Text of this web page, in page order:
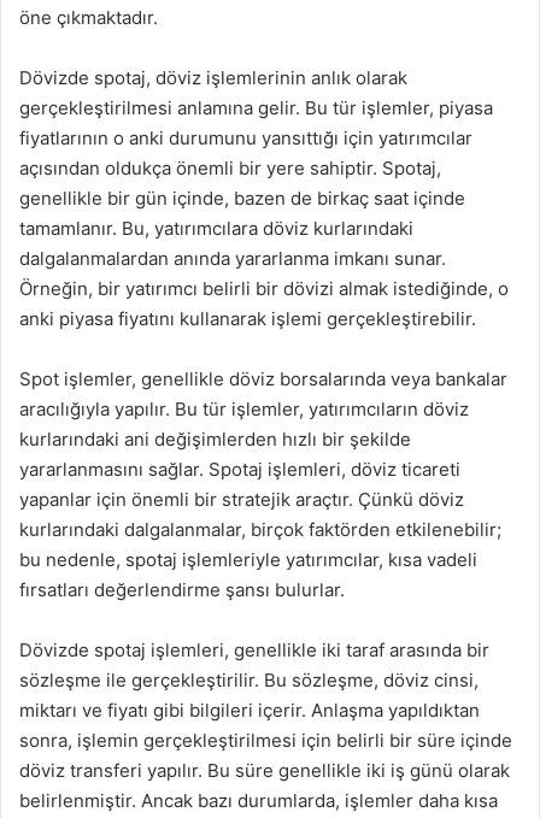
öne çıkmaktadır.
Dövizde spotaj, döviz işlemlerinin anlık olarak
gerçekleştirilmesi anlamına gelir. Bu tür işlemler, piyasa
fiyatlarının o anki durumunu yansıttığı için yatırımcılar
açısından oldukça önemli bir yere sahiptir. Spotaj,
genellikle bir gün içinde, bazen de birkaç saat içinde
tamamlanır. Bu, yatırımcılara döviz kurlarındaki
dalgalanmalardan anında yararlanma imkanı sunar.
Örneğin, bir yatırımcı belirli bir dövizi almak istediğinde, o
anki piyasa fiyatını kullanarak işlemi gerçekleştirebilir.
Spot işlemler, genellikle döviz borsalarında veya bankalar
aracılığıyla yapılır. Bu tür işlemler, yatırımcıların döviz
kurlarındaki ani değişimlerden hızlı bir şekilde
yararlanmasını sağlar. Spotaj işlemleri, döviz ticareti
yapanlar için önemli bir stratejik araçtır. Çünkü döviz
kurlarındaki dalgalanmalar, birçok faktörden etkilenebilir;
bu nedenle, spotaj işlemleriyle yatırımcılar, kısa vadeli
fırsatları değerlendirme şansı bulurlar.
Dövizde spotaj işlemleri, genellikle iki taraf arasında bir
sözleşme ile gerçekleştirilir. Bu sözleşme, döviz cinsi,
miktarı ve fiyatı gibi bilgileri içerir. Anlaşma yapıldıktan
sonra, işlemin gerçekleştirilmesi için belirli bir süre içinde
döviz transferi yapılır. Bu süre genellikle iki iş günü olarak
belirlenmiştir. Ancak bazı durumlarda, işlemler daha kısa